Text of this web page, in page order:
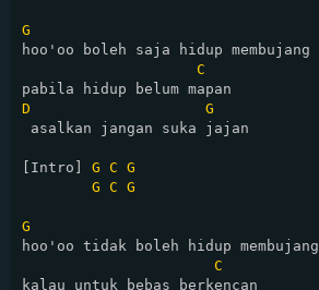
G
hoo'oo boleh saja hidup membujang
C
D
G
asalkan jangan suka jajan
[Intro] G C G
G C G
G
hoo'oo tidak boleh hidup membujang
C